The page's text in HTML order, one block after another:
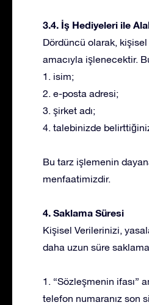
3.4. İş Hediyeleri ile
Dördüncü olarak,
amacıyla işlenecektir.
1. isim;
2. e-posta adresi;
3. şirket adı;
4. talebinizde
Bu tarz işlemenin
menfaatimizdir.
4. Saklama Süresi
Kişisel Verilerinizi,
daha uzun süre
1. “Sözleşmenin ifası”
telefon numaranız son